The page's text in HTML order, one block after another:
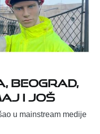
BEOGRAD,
I JOŠ
u mainstream medije